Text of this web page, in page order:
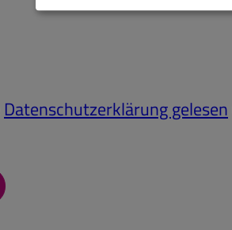
Datenschutzerklärung gelesen